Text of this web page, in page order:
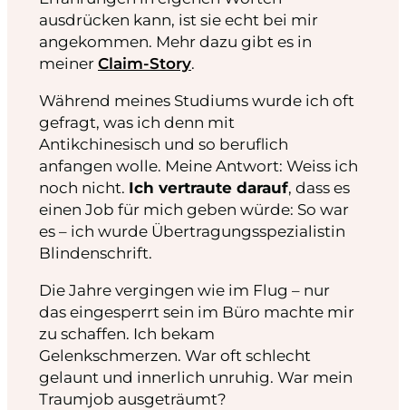
ausdrücken kann, ist sie echt bei mir
angekommen. Mehr dazu gibt es in
meinerClaim-Story.
Während meines Studiums wurde ich oft
gefragt, was ich denn mit
Antikchinesisch und so beruflich
anfangen wolle. Meine Antwort: Weiss ich
noch nicht. Ich vertraute darauf, dass es
einen Job für mich geben würde: So war
es – ich wurde Übertragungsspezialistin
Blindenschrift.
Die Jahre vergingen wie im Flug – nur
das eingesperrt sein im Büro machte mir
zu schaffen. Ich bekam
Gelenkschmerzen. War oft schlecht
gelaunt und innerlich unruhig. War mein
Traumjob ausgeträumt?